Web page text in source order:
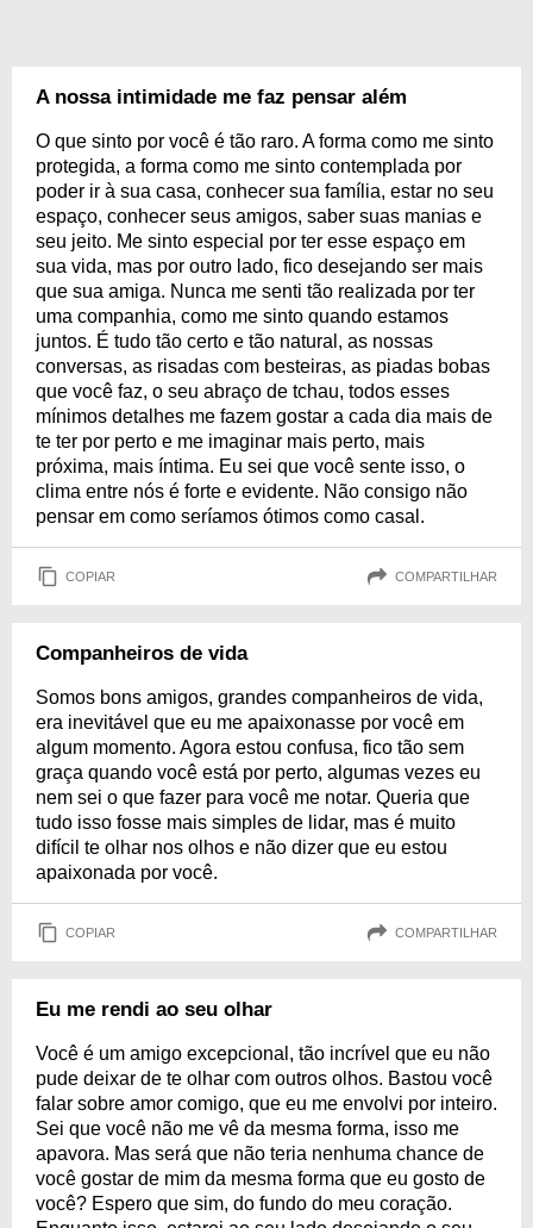
A nossa intimidade me faz pensar além
O que sinto por você é tão raro. A forma como me sinto
protegida, a forma como me sinto contemplada por
poder ir à sua casa, conhecer sua família, estar no seu
espaço, conhecer seus amigos, saber suas manias e
seu jeito. Me sinto especial por ter esse espaço em
sua vida, mas por outro lado, fico desejando ser mais
que sua amiga. Nunca me senti tão realizada por ter
uma companhia, como me sinto quando estamos
juntos. É tudo tão certo e tão natural, as nossas
conversas, as risadas com besteiras, as piadas bobas
que você faz, o seu abraço de tchau, todos esses
mínimos detalhes me fazem gostar a cada dia mais de
te ter por perto e me imaginar mais perto, mais
próxima, mais íntima. Eu sei que você sente isso, o
clima entre nós é forte e evidente. Não consigo não
pensar em como seríamos ótimos como casal.
COPIAR COMPARTILHAR
Companheiros de vida
Somos bons amigos, grandes companheiros de vida,
era inevitável que eu me apaixonasse por você em
algum momento. Agora estou confusa, fico tão sem
graça quando você está por perto, algumas vezes eu
nem sei o que fazer para você me notar. Queria que
tudo isso fosse mais simples de lidar, mas é muito
difícil te olhar nos olhos e não dizer que eu estou
apaixonada por você.
COPIAR COMPARTILHAR
Eu me rendi ao seu olhar
Você é um amigo excepcional, tão incrível que eu não
pude deixar de te olhar com outros olhos. Bastou você
falar sobre amor comigo, que eu me envolvi por inteiro.
Sei que você não me vê da mesma forma, isso me
apavora. Mas será que não teria nenhuma chance de
você gostar de mim da mesma forma que eu gosto de
você? Espero que sim, do fundo do meu coração.